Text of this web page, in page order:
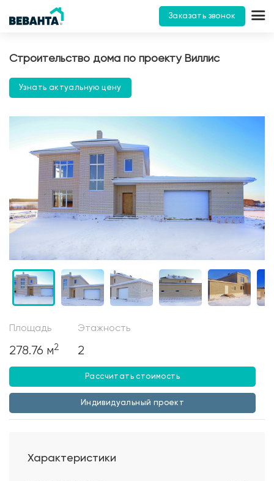
Заказать звонок
Строительство дома по проекту Виллис
Узнать актуальную цену
Площадь
278.76 м2
Этажность
2
Рассчитать стоимость
Индивидуальный проект
Характеристики